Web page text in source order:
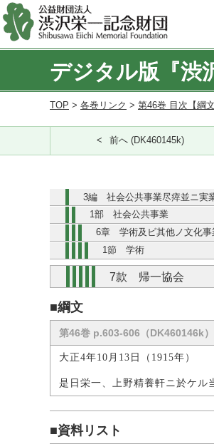
デジタル版『渋
TOP > 各巻リンク > 第46巻 目次【綱文
前へ (DK460145k)
3編 社会公共事業尽瘁並ニ実
1部 社会公共事業
6章 学術及ビ其他ノ文化事
1節 学術
7款 帰一協会
■綱文
第46巻 p.603-606（DK460146k）
大正4年10月13日（1915年）
是日栄一、上野精養軒ニ於ケル
■資料リスト